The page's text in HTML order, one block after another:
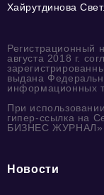
Хайрутдинова
августа 2018 г.
выдана
информационных
При
гипер-ссылка на
БИЗНЕС ЖУРНАЛ»
Новости